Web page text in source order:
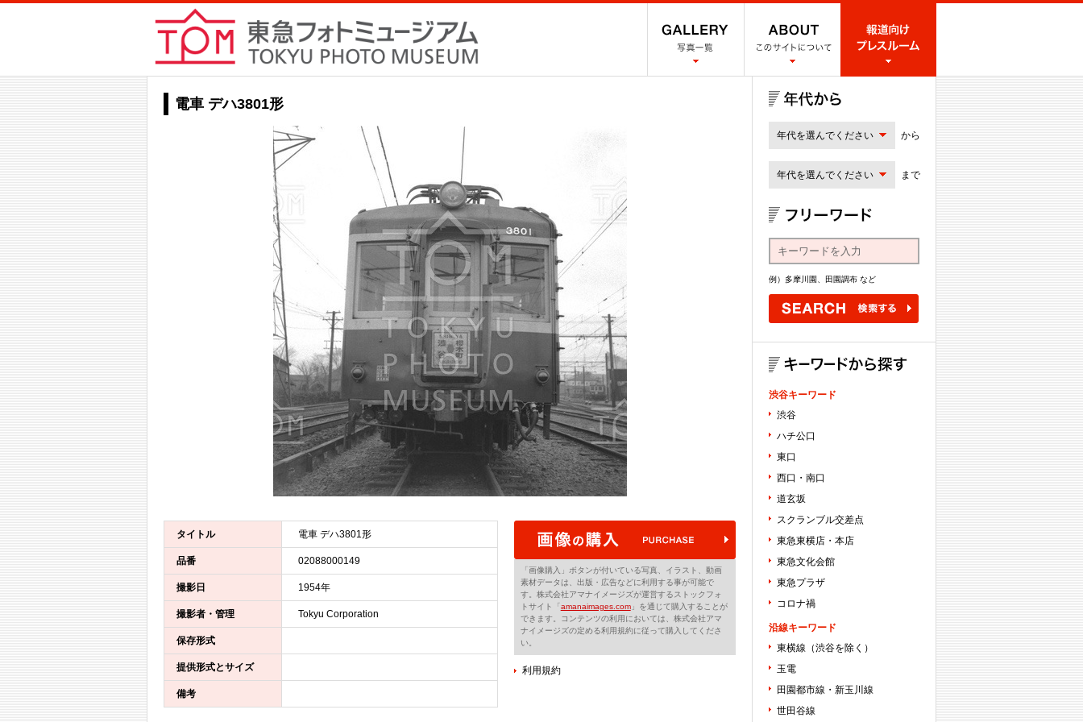
電車 デハ3801形
タイトル 電車 デハ3801形
品番 02088000149
撮影日 1954年
撮影者・管理 Tokyu Corporation
保存形式
提供形式とサイズ
備考
「画像購入」ボタンが付いている写真、イラスト、動画
素材データは、出版・広告などに利用する事が可能で
す。株式会社アマナイメージズが運営するストックフォ
トサイト「amanaimages.com」を通じて購入することが
できます。コンテンツの利用においては、株式会社アマ
ナイメージズの定める利用規約に従って購入してくださ
い。
利用規約
年代を選んでください から
年代を選んでください まで
例）多摩川園、田園調布 など
渋谷キーワード
渋谷
ハチ公口
東口
西口・南口
道玄坂
スクランブル交差点
東急東横店・本店
東急文化会館
東急プラザ
コロナ禍
沿線キーワード
東横線（渋谷を除く）
玉電
田園都市線・新玉川線
世田谷線